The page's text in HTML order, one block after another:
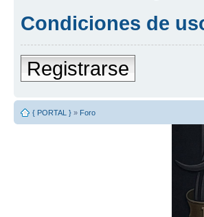
Condiciones de
Registrarse
{ PORTAL } » Foro